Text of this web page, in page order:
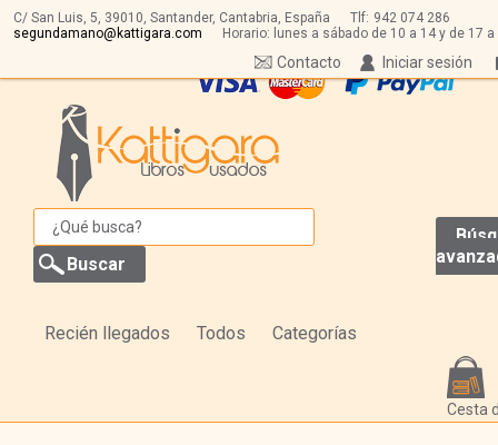
C/ San Luis, 5, 39010, Santander, Cantabria, España Tlf: 942 074 286
segundamano@kattigara.com
Horario: lunes a sábado de 10 a 14 y de 17 a
Iniciar sesión
Contacto
Recién llegados Todos Categorías
Cesta